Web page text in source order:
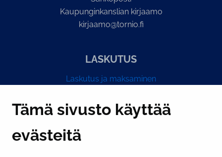
Tämä sivusto käyttää
evästeitä
Kaupunginkanslian kirjaamo
kirjaamo@tornio.fi
LASKUTUS
Laskutus ja maksaminen
PI­KA­LINK­KE­JÄ